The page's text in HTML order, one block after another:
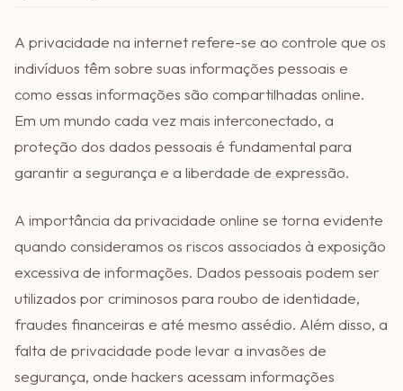
A privacidade na internet refere-se ao controle que os
indivíduos têm sobre suas informações pessoais e
como essas informações são compartilhadas online.
Em um mundo cada vez mais interconectado, a
proteção dos dados pessoais é fundamental para
garantir a segurança e a liberdade de expressão.
A importância da privacidade online se torna evidente
quando consideramos os riscos associados à exposição
excessiva de informações. Dados pessoais podem ser
utilizados por criminosos para roubo de identidade,
fraudes financeiras e até mesmo assédio. Além disso, a
falta de privacidade pode levar a invasões de
segurança, onde hackers acessam informações